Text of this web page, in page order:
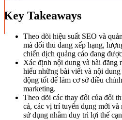
Key Takeaways
Theo dõi hiệu suất SEO và
mà đối thủ đang xếp hạng,
chiến dịch quảng cáo đang
Xác định nội dung và bài đăng
hiểu những bài viết và nội
động tốt để làm cơ sở điều
marketing.
Theo dõi các thay đổi của đối
cả, các vị trí tuyển dụng mới
sử dụng nhằm duy trì lợi thế